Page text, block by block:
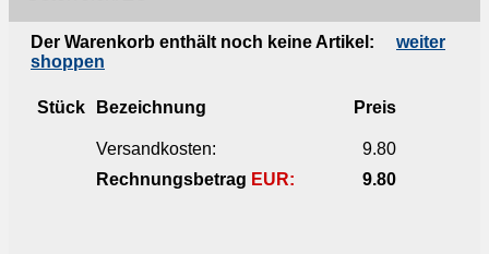
Der Warenkorb enthält noch keine Artikel: weiter
shoppen
Stück Bezeichnung Preis
Versandkosten:
9.80
Rechnungsbetrag EUR: 9.80